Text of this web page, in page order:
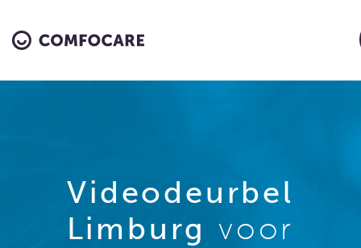
Videodeurbel
Limburg voor